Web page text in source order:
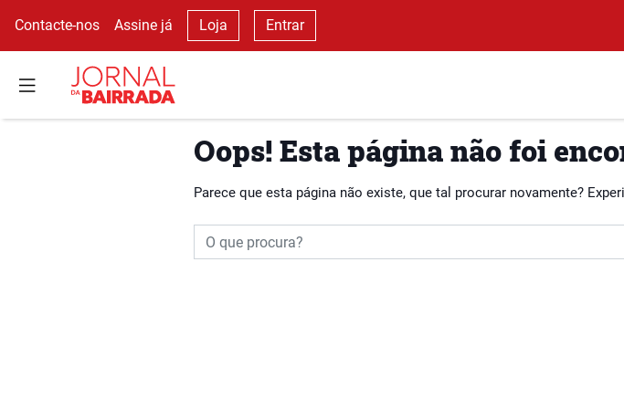
Contacte-nos Assine já Loja Entrar
Oops! Esta página não foi
Parece que esta página não existe, que tal procurar novamente?